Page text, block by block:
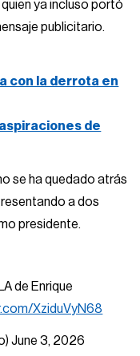
ya incluso portó
publicitario.
con la derrota en
de
se ha quedado atrás
a dos
presidente.
de Enrique
XziduVyN68
June 3, 2026